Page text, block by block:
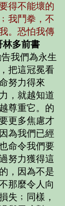
得不能壞的
我鬥拳，不
。恐怕我傳
林多前書
我們為永生
把這冠冕看
努力得來
，就越知道
尊重它。的
更多焦慮才
為我們已經
命令我們要
努力獲得這
，因為不是
那麼令人向
失﹔同樣，